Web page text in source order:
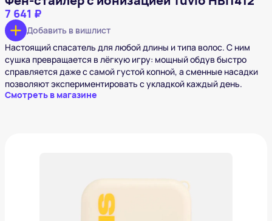
7 641 ₽
Добавить в вишлист
Настоящий спасатель для любой длины и типа волос. С ним
сушка превращается в лёгкую игру: мощный обдув быстро
справляется даже с самой густой копной, а сменные насадки
позволяют экспериментировать с укладкой каждый день.
Смотреть в магазине